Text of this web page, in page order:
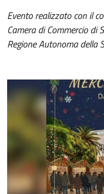
Evento realizzato con il
Camera di Commercio di
Regione Autonoma della